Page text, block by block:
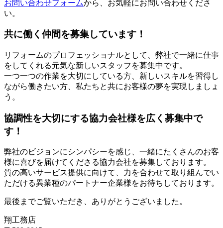
お問い合わせフォームから、お気軽にお問い合わせくださ
い。
共に働く仲間を募集しています！
リフォームのプロフェッショナルとして、弊社で一緒に仕事
をしてくれる元気な新しいスタッフを募集中です。
一つ一つの作業を大切にしている方、新しいスキルを習得し
ながら働きたい方、私たちと共にお客様の夢を実現しましょ
う。
協調性を大切にする協力会社様を広く募集中で
す！
弊社のビジョンにシンパシーを感じ、一緒にたくさんのお客
様に喜びを届けてくださる協力会社を募集しております。
質の高いサービス提供に向けて、力を合わせて取り組んでい
ただける異業種のパートナー企業様をお待ちしております。
最後までご覧いただき、ありがとうございました。
翔工務店